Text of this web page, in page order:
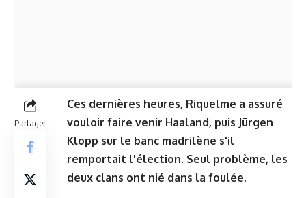
Partager
Ces dernières heures, Riquelme a assuré
vouloir faire venir Haaland, puis Jürgen
Klopp sur le banc madrilène s'il
remportait l'élection. Seul problème, les
deux clans ont nié dans la foulée.